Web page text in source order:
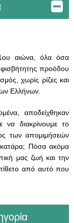
αιώνα, όλα όσα
προόδου
χωρίς ρίζες και
Ελλήνων.
αποδείχθηκαν
διακρίνουμε το
των απομιμήσεών
κατάρα; Πόσα ακόμα
μας ζωή και την
από αυτό που